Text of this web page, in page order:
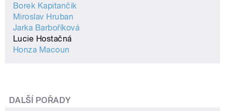
Borek Kapitančik
Miroslav Hruban
Jarka Barboříková
Lucie Hostačná
Honza Macoun
DALŠÍ POŘADY